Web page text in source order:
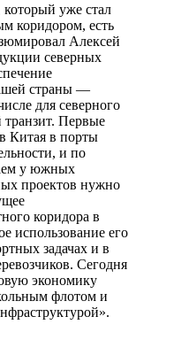
уже стал
коридором, есть
Алексей
северных
страны —
для северного
Первые
Китая в порты
и по
у южных
проектов нужно
коридора в
использование его
задачах и в
Сегодня
экономику
флотом и